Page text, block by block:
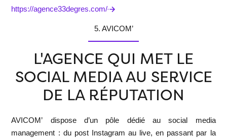
https://agence33degres.com/
5. AVICOM’
L'AGENCE QUI MET LE
SOCIAL MEDIA AU SERVICE
DE LA RÉPUTATION
AVICOM’ dispose d’un pôle dédié au social media
management : du post Instagram au live, en passant par la